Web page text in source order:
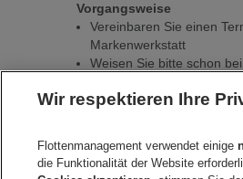
Vorgangsweise
Vereinbaren Sie einen
Markenwerkstatt
Weisen Sie bitte schon
s Leasing gemanagtes
Füllen Sie den
des Service-/
Wir respektieren Ihre
Flottenmanagement verwendet einige
die Funktionalität der Website